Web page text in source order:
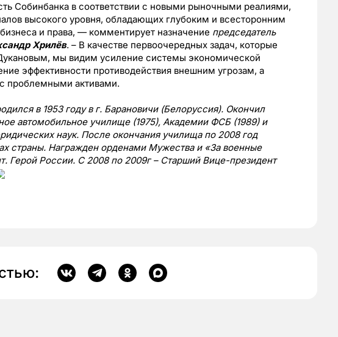
Собинбанка в соответствии с новыми рыночными реалиями,
высокого уровня, обладающих глубоким и всесторонним
и права, — комментирует назначение председатель
Хрилёв. – В качестве первоочередных задач, которые
мы видим усиление системы экономической
эффективности противодействия внешним угрозам, а
проблемными активами.
в 1953 году в г. Барановичи (Белоруссия). Окончил
автомобильное училище (1975), Академии ФСБ (1989) и
наук. После окончания училища по 2008 год
страны. Награжден орденами Мужества и «За военные
Герой России. С 2008 по 2009г – Старший Вице-президент